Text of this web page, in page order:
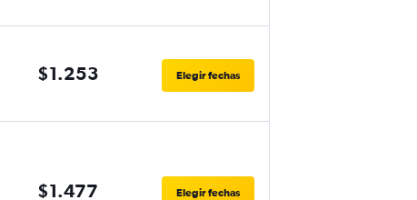
$1.253 Elegir fechas
$1.477 Elegir fechas